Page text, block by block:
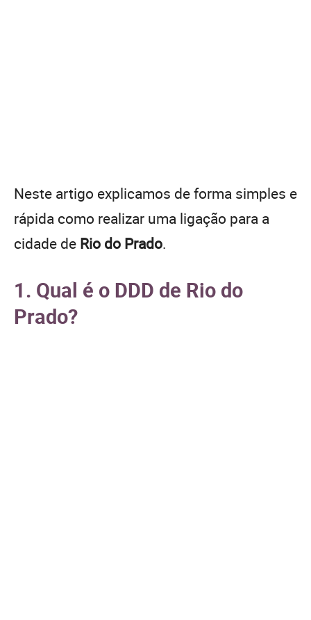
Neste artigo explicamos de forma simples e
rápida como realizar uma ligação para a
cidade de Rio do Prado.
1. Qual é o DDD de Rio do
Prado?